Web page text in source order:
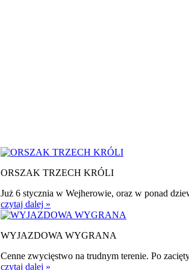
ORSZAK TRZECH KRÓLI
Już 6 stycznia w Wejherowie, oraz w ponad
czytaj dalej »
WYJAZDOWA WYGRANA
Cenne zwycięstwo na trudnym terenie. Po
czytaj dalej »